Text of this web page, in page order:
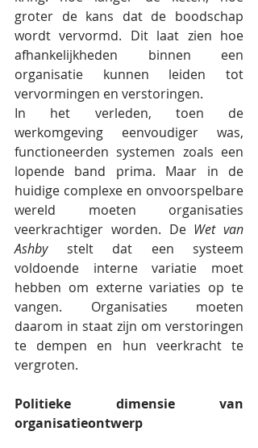
groter de kans dat de boodschap
wordt vervormd. Dit laat zien hoe
afhankelijkheden binnen een
organisatie kunnen leiden tot
vervormingen en verstoringen.
In het verleden, toen de
werkomgeving eenvoudiger was,
functioneerden systemen zoals een
lopende band prima. Maar in de
huidige complexe en onvoorspelbare
wereld moeten organisaties
veerkrachtiger worden. De Wet van
Ashby stelt dat een systeem
voldoende interne variatie moet
hebben om externe variaties op te
vangen. Organisaties moeten
daarom in staat zijn om verstoringen
te dempen en hun veerkracht te
vergroten.
Politieke dimensie van
organisatieontwerp